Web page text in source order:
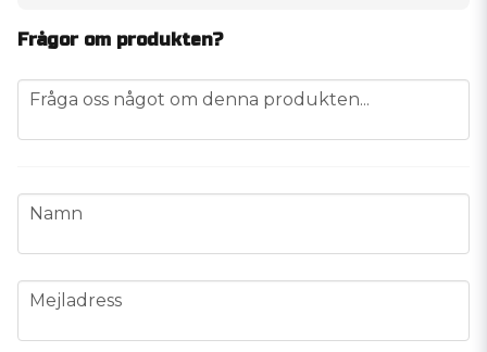
Frågor om produkten?
question
Fråga oss något om denna produkten...
name
Namn
email
Mejladress